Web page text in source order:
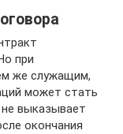
при
же служащим,
может стать
выказывает
окончания